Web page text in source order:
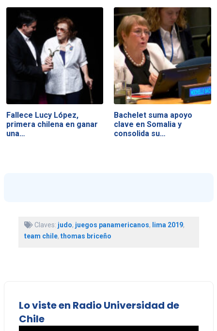
Fallece Lucy López,
primera chilena en ganar
una…
Bachelet suma apoyo
clave en Somalia y
consolida su…
Claves: judo, juegos panamericanos, lima 2019,
team chile, thomas briceño
Lo viste en Radio Universidad de
Chile